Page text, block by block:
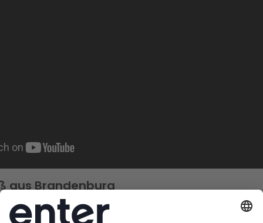
aus Brandenburg
€ Energiekosten/Jahr